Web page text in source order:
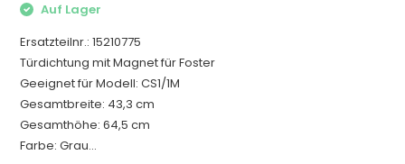
Auf Lager
Ersatzteilnr.: 15210775
Türdichtung mit Magnet für Foster
Geeignet für Modell: CS1/1M
Gesamtbreite: 43,3 cm
Gesamthöhe: 64,5 cm
Farbe: Grau...